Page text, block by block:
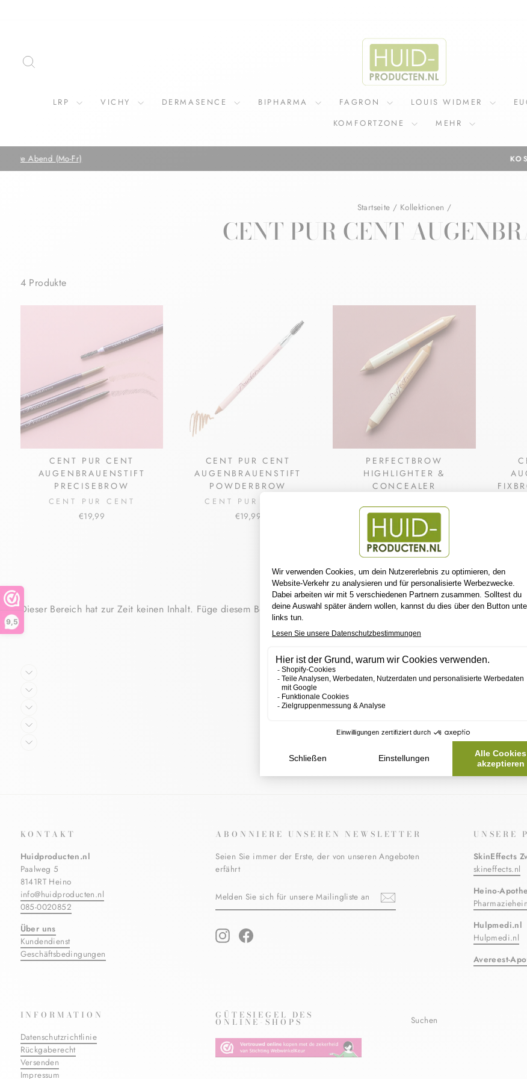
9,5
LRP VICHY DERMASENCE BIPHARMA FAGRON LOUIS WIDMER
KOMFORTZONE
MEHR
Pause
Bei allen Bestellungen über
Startseite / Kollektionen /
CENT PUR CENT
4 Produkte
CENT PUR CENT
AUGENBRAUENSTIFT
PRECISEBROW
CENT PUR CENT
€19,99
CENT PUR CENT
AUGENBRAUENSTIFT
POWDERBROW
CENT PUR CENT
€19,99
PERFECTBROW
HIGHLIGHTER &
CONCEALER
CENT PUR CENT
Dieser Bereich hat zur Zeit keinen Inhalt. Füge diesem Bereich über die Seitenleiste Inhalte hinzu.
KONTAKT
Huidproducten.nl
Paalweg 5
8141RT Heino
info@huidproducten.nl
085-0020852
Über uns
Kundendienst
Geschäftsbedingungen
ABONNIERE UNSEREN NEWSLETTER
Seien Sie immer der Erste, der von unseren Angeboten
erfährt
SIE
SICH
UNSERE
MAILINGLISTE
InstagramFacebook
UNSERE
SkinEffects
skineffects.nl
Heino-
Hulpmedi.nl
Hulpmedi.nl
Avereest-
INFORMATION
Datenschutzrichtlinie
Rückgaberecht
Versenden
Impressum
GÜTESIEGEL DES
ONLINE-SHOPS Suchen